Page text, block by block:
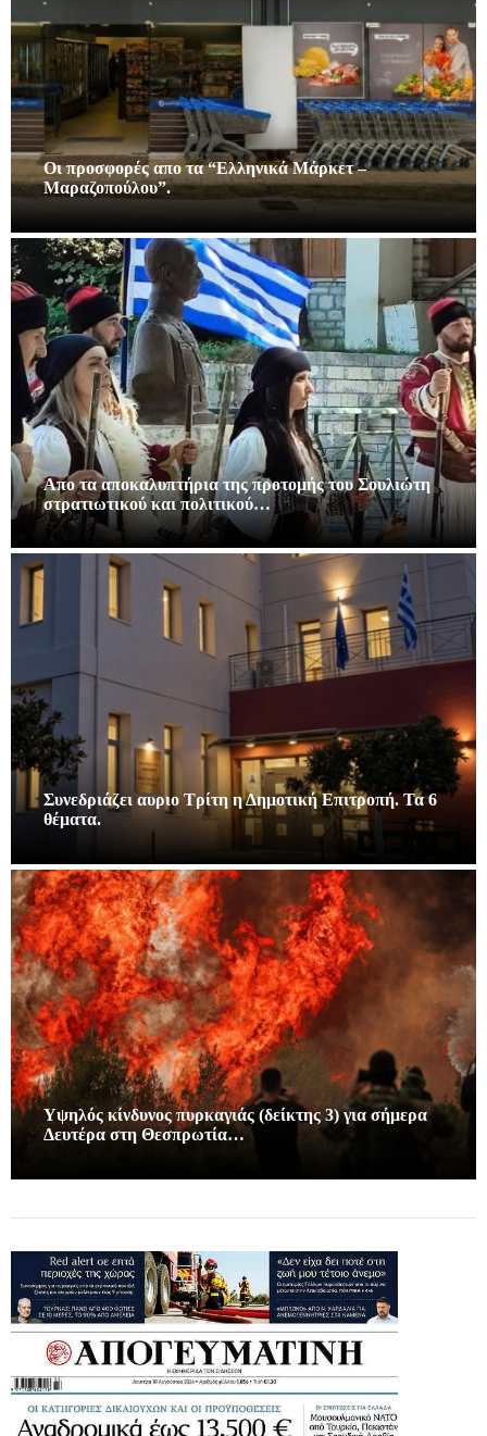
Οι προσφορές απο τα “Ελληνικά Μάρκετ –
Μαραζοπούλου”.
Απο τα αποκαλυπτήρια της προτομής του Σουλιώτη
στρατιωτικού και πολιτικού…
Συνεδριάζει αυριο Τρίτη η Δημοτική Επιτροπή. Τα 6
θέματα.
Υψηλός κίνδυνος πυρκαγιάς (δείκτης 3) για σήμερα
Δευτέρα στη Θεσπρωτία…